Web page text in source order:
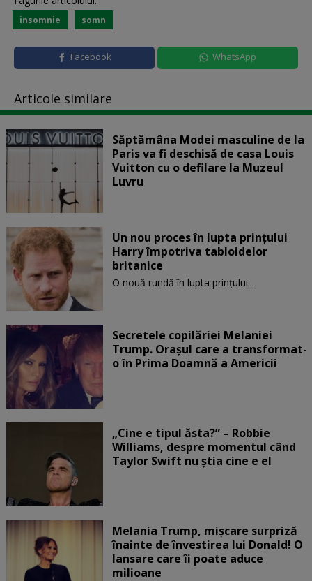
insomnie somn
Facebook WhatsApp
Articole similare
Săptămâna Modei masculine de la
Paris va fi deschisă de casa Louis
Vuitton cu o defilare la Muzeul
Luvru
Un nou proces în lupta prinţului
Harry împotriva tabloidelor
britanice
O nouă rundă în lupta prinţului...
Secretele copilăriei Melaniei
Trump. Orașul care a transformat-
o în Prima Doamnă a Americii
„Cine e tipul ăsta?” – Robbie
Williams, despre momentul când
Taylor Swift nu știa cine e el
Melania Trump, mișcare surpriză
înainte de învestirea lui Donald! O
lansare care îi poate aduce
milioane